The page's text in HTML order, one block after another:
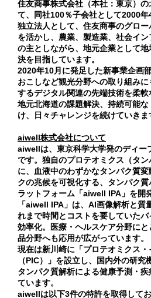
住友商事株式会社（本社：東京）
て、同社100％子会社として2000
独立法人として、住友商事のグロ
を活かし、農業、製造業、社会イ
の主としながら、地元企業として
決を目指しています。
2020年10月に発足した新事業企画
おこしなど観光分野への取り組み
するデジタル関連の先端技術を柔軟
地元北海道の課題解決、持続可能
け、日々チャレンジを続けていきま
aiwell株式会社について
aiwellは、東京科学大学発のディー
です。独自のプロテオミクス（タ
に、血液中のわずかなタンパク質
クの兆候を可視化する、タンパク
ラットフォーム「aiwell IPA」を開
「aiwell IPA」は、AI画像解析と質
れまで時間とコストを要していた
効率化。医療・ヘルスケア分野に
品分野へも応用が広がっています。
現在は新川崎に「プロテオミクス
（PIC）」を設立し、国内外の研究
タンパク質解析による健康予測・
ています。
aiwellは以下3件の特許を取得してお